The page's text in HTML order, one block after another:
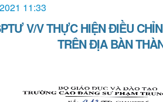
11:33
V/V THỰC HIỆN ĐIỀU
TRÊN ĐỊA BÀN